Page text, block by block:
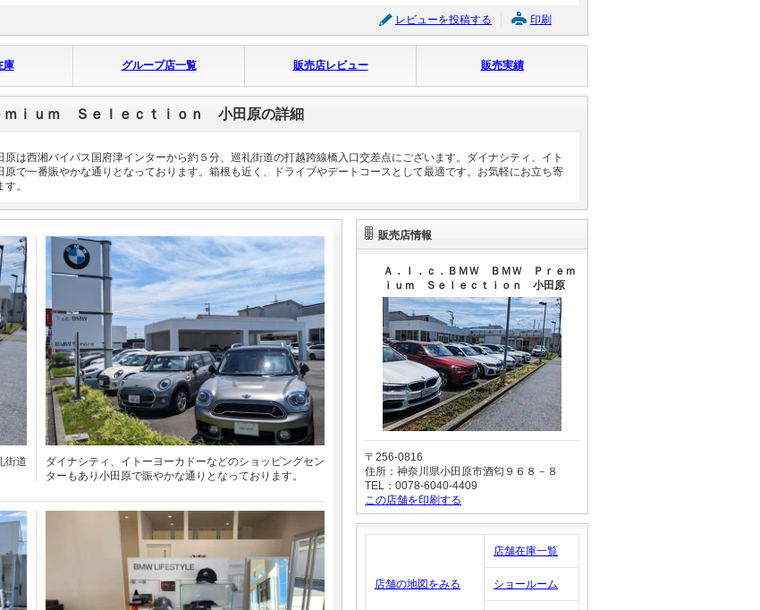
レビューを投稿する 印刷
庫 グループ店一覧 販売店レビュー 販売実績
ｉｕｍ Ｓｅｌｅｃｔｉｏｎ 小田原の詳細
西湘バイパス国府津インターから約５分、巡礼街道の打越跨線橋入口交差点にございます。ダイナシティ、イト
で一番賑やかな通りとなっております。箱根も近く、ドライブやデートコースとして最適です。お気軽にお立ち寄
。
街道
ダイナシティ、イトーヨーカドーなどのショッピングセン
ターもあり小田原で賑やかな通りとなっております。
販売店情報
Ａ．ｌ．ｃ．ＢＭＷ ＢＭＷ Ｐｒｅｍ
ｉｕｍ Ｓｅｌｅｃｔｉｏｎ 小田原
〒256-0816
住所：神奈川県小田原市酒匂９６８－８
TEL：0078-6040-4409
この店舗を印刷する
店舗の地図をみる
店舗在庫一覧
ショールーム